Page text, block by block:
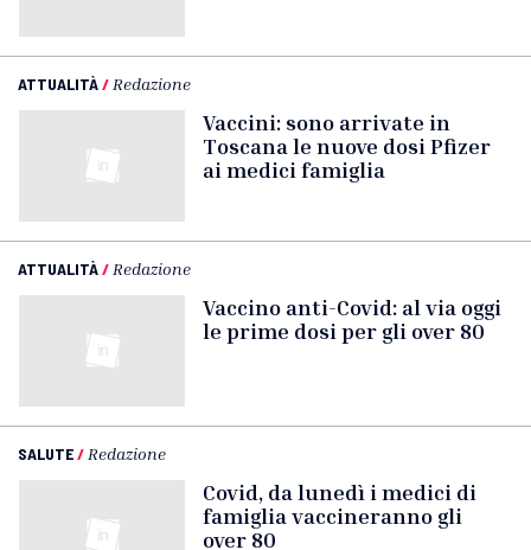
ATTUALITÀ/ Redazione
Vaccini: sono arrivate in
Toscana le nuove dosi Pfizer
ai medici famiglia
ATTUALITÀ/ Redazione
Vaccino anti-Covid: al via oggi
le prime dosi per gli over 80
SALUTE/ Redazione
Covid, da lunedì i medici di
famiglia vaccineranno gli
over 80